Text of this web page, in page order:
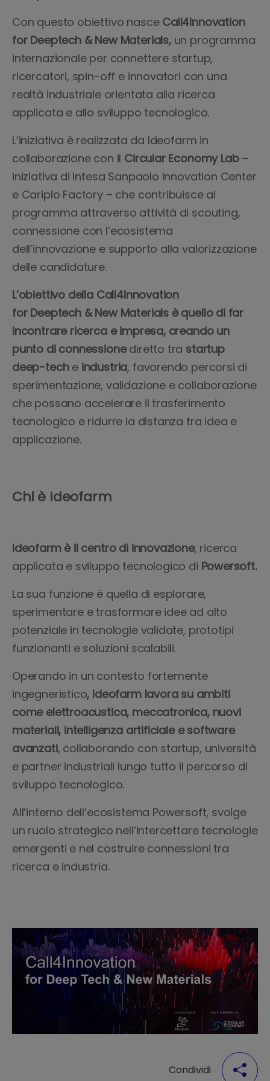
Con questo obiettivo nasce Call4Innovation
for Deeptech & New Materials, un programma
internazionale per connettere startup,
ricercatori, spin-off e innovatori con una
realtà industriale orientata alla ricerca
applicata e allo sviluppo tecnologico.
L’iniziativa è realizzata da Ideofarm in
collaborazione con il Circular Economy Lab–
iniziativa di Intesa Sanpaolo Innovation Center
e Cariplo Factory – che contribuisce al
programma attraverso attività di scouting,
connessione con l’ecosistema
dell’innovazione e supporto alla valorizzazione
delle candidature.
L’obiettivo della Call4Innovation
for Deeptech & New Materials è quello di far
incontrare ricerca e impresa, creando un
punto di connessionediretto tra startup
deep-teche industria, favorendo percorsi di
sperimentazione, validazione e collaborazione
che possano accelerare il trasferimento
tecnologico e ridurre la distanza tra idea e
applicazione.
Chi è Ideofarm
Ideofarm è il centro di innovazione, ricerca
applicata e sviluppo tecnologico di Powersoft.
La sua funzione è quella di esplorare,
sperimentare e trasformare idee ad alto
potenziale in tecnologie validate, prototipi
funzionanti e soluzioni scalabili.
Operando in un contesto fortemente
ingegneristico, Ideofarm lavora su ambiti
come elettroacustica, meccatronica, nuovi
materiali, intelligenza artificiale e software
avanzati, collaborando con startup, università
e partner industriali lungo tutto il percorso di
sviluppo tecnologico.
All’interno dell’ecosistema Powersoft, svolge
un ruolo strategico nell’intercettare tecnologie
emergenti e nel costruire connessioni tra
ricerca e industria.
Condividi